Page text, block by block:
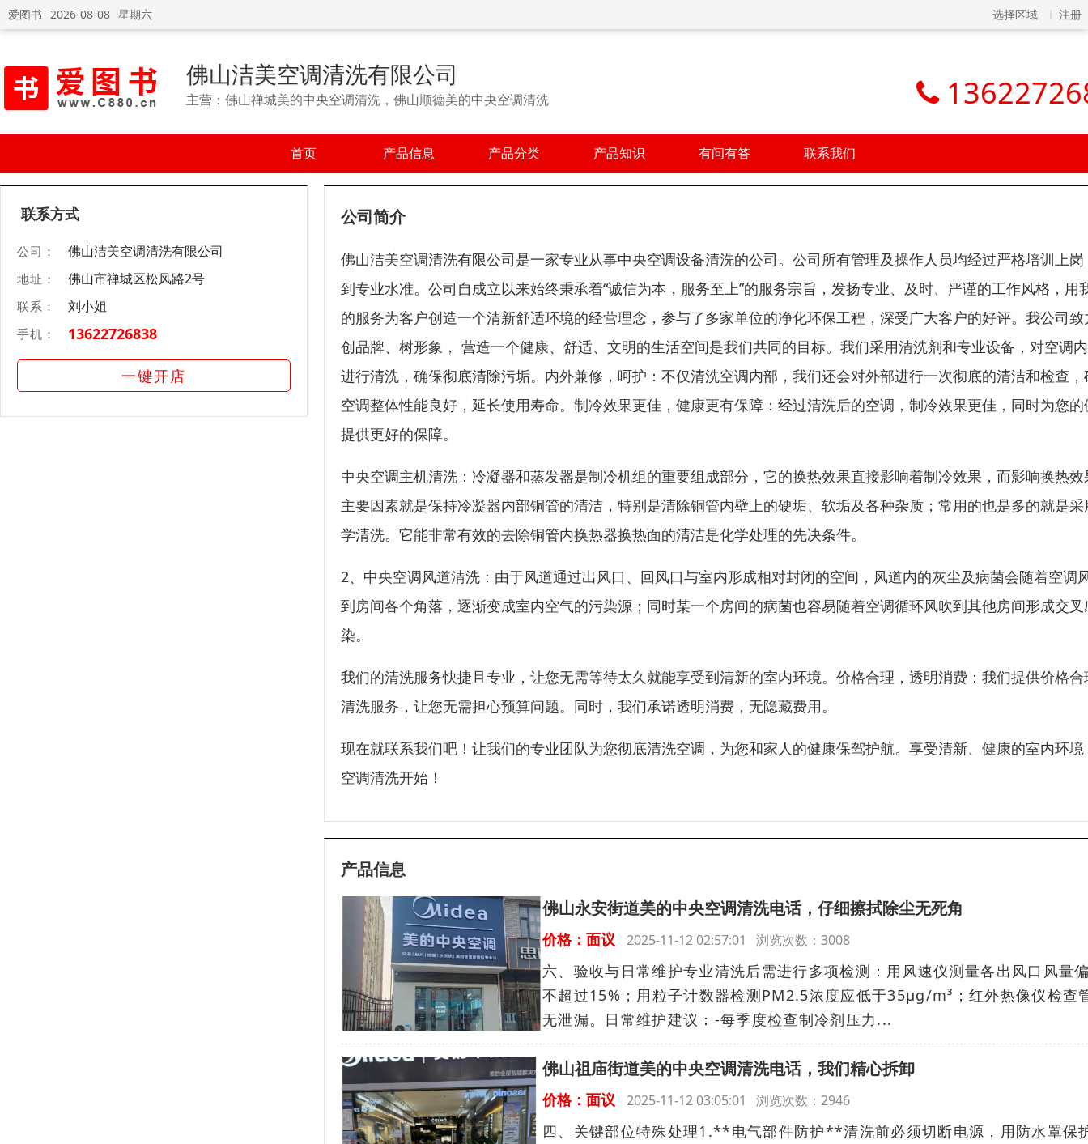
爱图书 2026-08-08 星期六 选择区域 注册
佛山洁美空调清洗有限公司
主营：佛山禅城美的中央空调清洗，佛山顺德美的中央空调清洗
首页 产品信息 产品分类 产品知识 有问有答 联系我们
联系方式
公司： 佛山洁美空调清洗有限公司
地址： 佛山市禅城区松风路2号
联系： 刘小姐
手机： 13622726838
一键开店
公司简介
佛山洁美空调清洗有限公司是一家专业从事中央空调设备清洗的公司。公司所有管理及操作人员均经过严格培训上岗
到专业水准。公司自成立以来始终秉承着“诚信为本，服务至上”的服务宗旨，发扬专业、及时、严谨的工作风格，用
的服务为客户创造一个清新舒适环境的经营理念，参与了多家单位的净化环保工程，深受广大客户的好评。我公司致
创品牌、树形象， 营造一个健康、舒适、文明的生活空间是我们共同的目标。我们采用清洗剂和专业设备，对空调
进行清洗，确保彻底清除污垢。内外兼修，呵护：不仅清洗空调内部，我们还会对外部进行一次彻底的清洁和检查，
空调整体性能良好，延长使用寿命。制冷效果更佳，健康更有保障：经过清洗后的空调，制冷效果更佳，同时为您的
提供更好的保障。
中央空调主机清洗：冷凝器和蒸发器是制冷机组的重要组成部分，它的换热效果直接影响着制冷效果，而影响换热效
主要因素就是保持冷凝器内部铜管的清洁，特别是清除铜管内壁上的硬垢、软垢及各种杂质；常用的也是多的就是采
学清洗。它能非常有效的去除铜管内换热器换热面的清洁是化学处理的先决条件。
2、中央空调风道清洗：由于风道通过出风口、回风口与室内形成相对封闭的空间，风道内的灰尘及病菌会随着空调
到房间各个角落，逐渐变成室内空气的污染源；同时某一个房间的病菌也容易随着空调循环风吹到其他房间形成交叉
染。
我们的清洗服务快捷且专业，让您无需等待太久就能享受到清新的室内环境。价格合理，透明消费：我们提供价格合
清洗服务，让您无需担心预算问题。同时，我们承诺透明消费，无隐藏费用。
现在就联系我们吧！让我们的专业团队为您彻底清洗空调，为您和家人的健康保驾护航。享受清新、健康的室内环境
空调清洗开始！
产品信息
佛山永安街道美的中央空调清洗电话，仔细擦拭除尘无死角
价格：面议 2025-11-12 02:57:01 浏览次数：3008
六、验收与日常维护专业清洗后需进行多项检测：用风速仪测量各出风口风量
不超过15%；用粒子计数器检测PM2.5浓度应低于35μg/m³；红外热像仪检查
无泄漏。日常维护建议：-每季度检查制冷剂压力...
佛山祖庙街道美的中央空调清洗电话，我们精心拆卸
价格：面议 2025-11-12 03:05:01 浏览次数：2946
四、关键部位特殊处理1.**电气部件防护**清洗前必须切断电源，用防水罩保